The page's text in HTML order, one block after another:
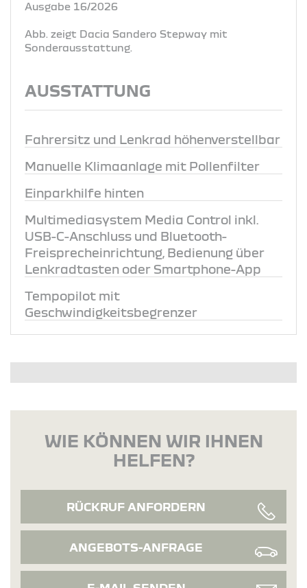
Ausgabe 16/2026
Abb. zeigt Dacia Sandero Stepway mit
Sonderausstattung.
AUSSTATTUNG
Fahrersitz und Lenkrad höhenverstellbar
Manuelle Klimaanlage mit Pollenfilter
Einparkhilfe hinten
Multimediasystem Media Control inkl.
USB-C-Anschluss und Bluetooth-
Freisprecheinrichtung, Bedienung über
Lenkradtasten oder Smartphone-App
Tempopilot mit
Geschwindigkeitsbegrenzer
WIE KÖNNEN WIR IHNEN
HELFEN?
RÜCKRUF ANFORDERN
ANGEBOTS-ANFRAGE